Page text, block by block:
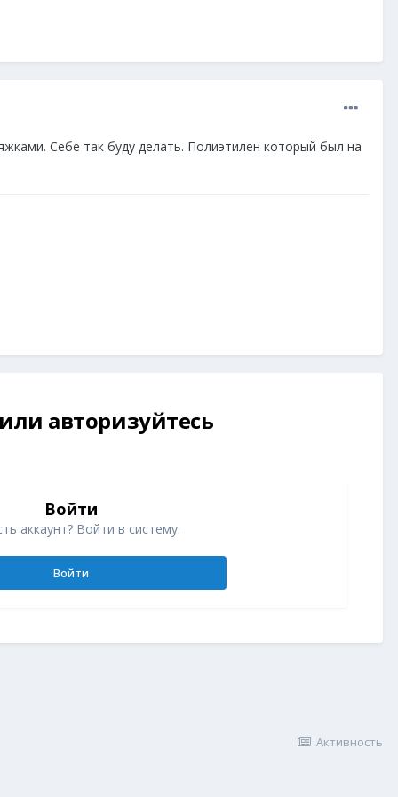
Себе так буду делать. Полиэтилен который был на
авторизуйтесь
Войти
аккаунт? Войти в систему.
Войти
Активность